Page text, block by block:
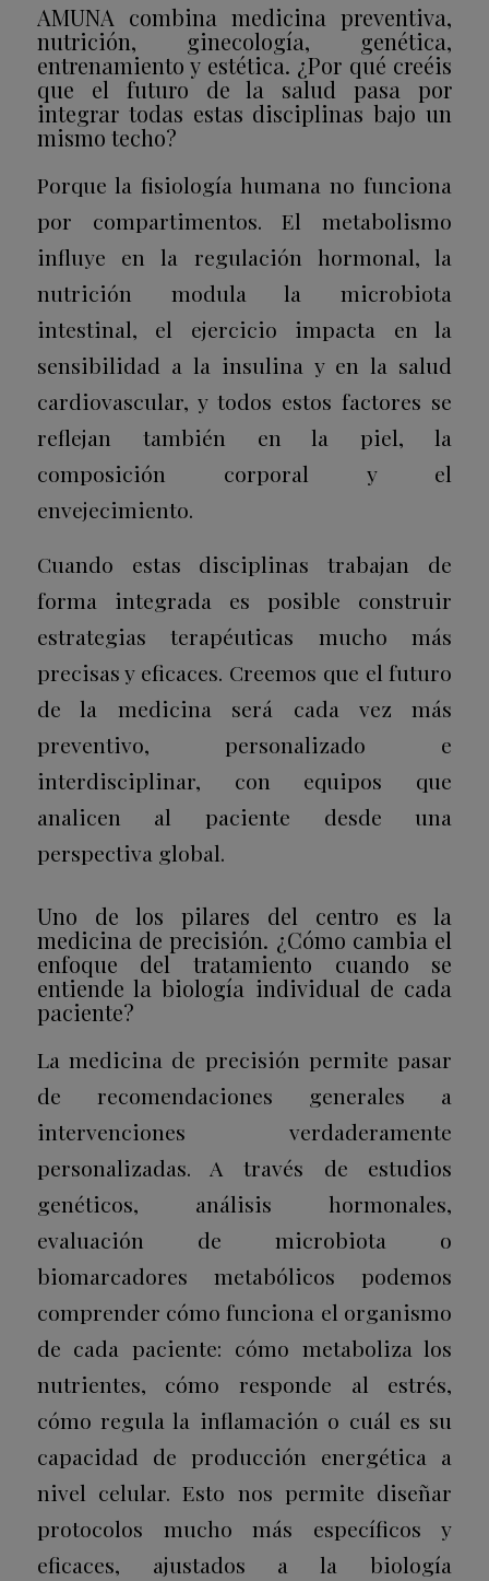
AMUNA combina medicina preventiva,
nutrición, ginecología, genética,
entrenamiento y estética. ¿Por qué creéis
que el futuro de la salud pasa por
integrar todas estas disciplinas bajo un
mismo techo?
Porque la fisiología humana no funciona
por compartimentos. El metabolismo
influye en la regulación hormonal, la
nutrición modula la microbiota
intestinal, el ejercicio impacta en la
sensibilidad a la insulina y en la salud
cardiovascular, y todos estos factores se
reflejan también en la piel, la
composición corporal y el
envejecimiento.
Cuando estas disciplinas trabajan de
forma integrada es posible construir
estrategias terapéuticas mucho más
precisas y eficaces. Creemos que el futuro
de la medicina será cada vez más
preventivo, personalizado e
interdisciplinar, con equipos que
analicen al paciente desde una
perspectiva global.
Uno de los pilares del centro es la
medicina de precisión. ¿Cómo cambia el
enfoque del tratamiento cuando se
entiende la biología individual de cada
paciente?
La medicina de precisión permite pasar
de recomendaciones generales a
intervenciones verdaderamente
personalizadas.A través de estudios
genéticos, análisis hormonales,
evaluación de microbiota o
biomarcadores metabólicos podemos
comprender cómo funciona el organismo
de cada paciente: cómo metaboliza los
nutrientes, cómo responde al estrés,
cómo regula la inflamación o cuál es su
capacidad de producción energética a
nivel celular.Esto nos permite diseñar
protocolos mucho más específicos y
eficaces, ajustados a la biología